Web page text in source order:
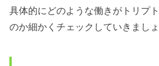
具体的にどのような働きがトリプ
のか細かくチェックしていきましょ